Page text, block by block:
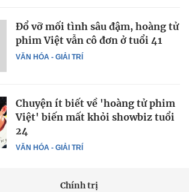
VĂN HÓA - GIẢI TRÍ
Đổ vỡ mối tình sâu đậm, hoàng tử
phim Việt vẫn cô đơn ở tuổi 41
VĂN HÓA - GIẢI TRÍ
Chuyện ít biết về 'hoàng tử phim
Việt' biến mất khỏi showbiz tuổi
24
Chính trị